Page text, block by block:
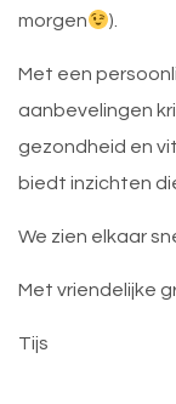
morgen
).
Met een
aanbevelingen
gezondheid en
biedt inzichten
We zien elkaar
Met vriendelijke
Tijs